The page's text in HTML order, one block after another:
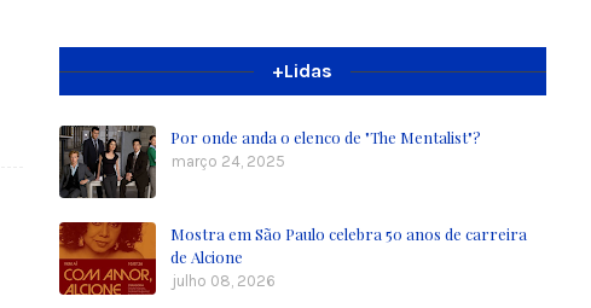
+Lidas
Por onde anda o elenco de "The Mentalist"?
março 24, 2025
Mostra em São Paulo celebra 50 anos de carreira
de Alcione
julho 08, 2026